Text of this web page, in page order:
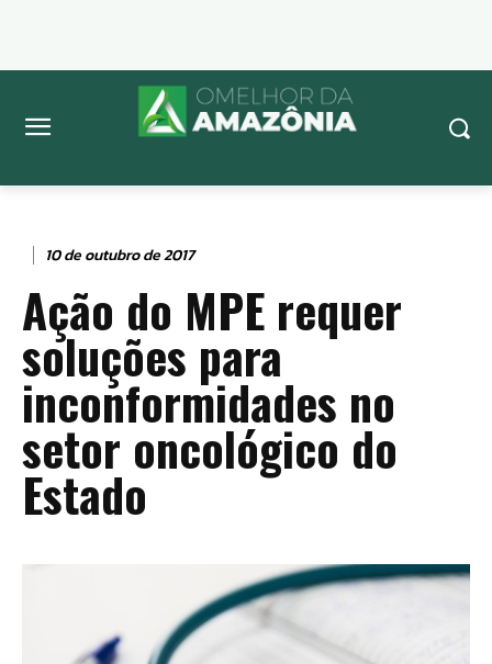
10 de outubro de 2017
Ação do MPE requer
soluções para
inconformidades no
setor oncológico do
Estado